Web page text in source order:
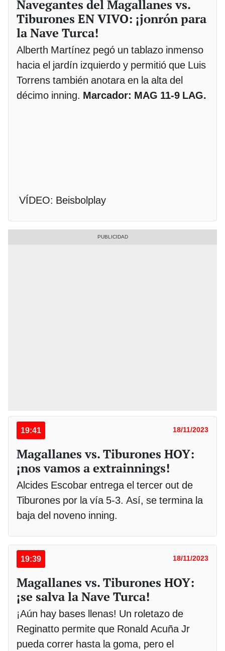
Navegantes del Magallanes vs.
Tiburones EN VIVO: ¡jonrón para
la Nave Turca!
Alberth Martínez pegó un tablazo inmenso
hacia el jardín izquierdo y permitió que Luis
Torrens también anotara en la alta del
décimo inning. Marcador: MAG 11-9 LAG.
VÍDEO: Beisbolplay
19:41 18/11/2023
Magallanes vs. Tiburones HOY:
¡nos vamos a extrainnings!
Alcides Escobar entrega el tercer out de
Tiburones por la vía 5-3. Así, se termina la
baja del noveno inning.
19:39 18/11/2023
Magallanes vs. Tiburones HOY:
¡se salva la Nave Turca!
¡Aún hay bases llenas! Un roletazo de
Reginatto permite que Ronald Acuña Jr
pueda correr hasta la goma, pero el